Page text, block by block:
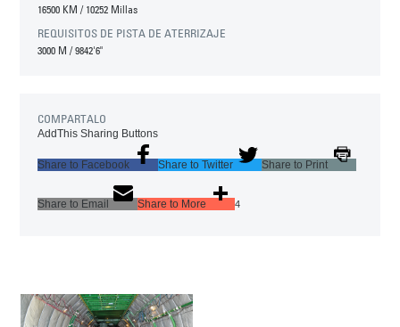
16500 KM/10252 Millas
REQUISITOS DE PISTA DE ATERRIZAJE
3000 M/9842'6"
COMPARTALO
AddThis Sharing Buttons
Share to Facebook Share to Twitter Share to Print
Share to Email Share to More 4